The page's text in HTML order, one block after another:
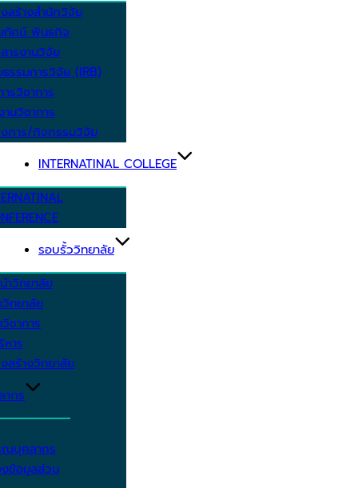
สร้างสำนักวิจัย
ทัศน์ พันธกิจ
ารงานวิจัย
รรมการวิจัย (IRB)
รวิชาการ
นวิชาการ
งการ/กิจกรรมวิจัย
INTERNATINAL COLLEGE
รอบรั้ววิทยาลัย
ำวิทยาลัย
ทยาลัย
ชาการ
าร
สร้างวิทยาลัย
กร
ณบุคลากร
ข้อมูลส่วน